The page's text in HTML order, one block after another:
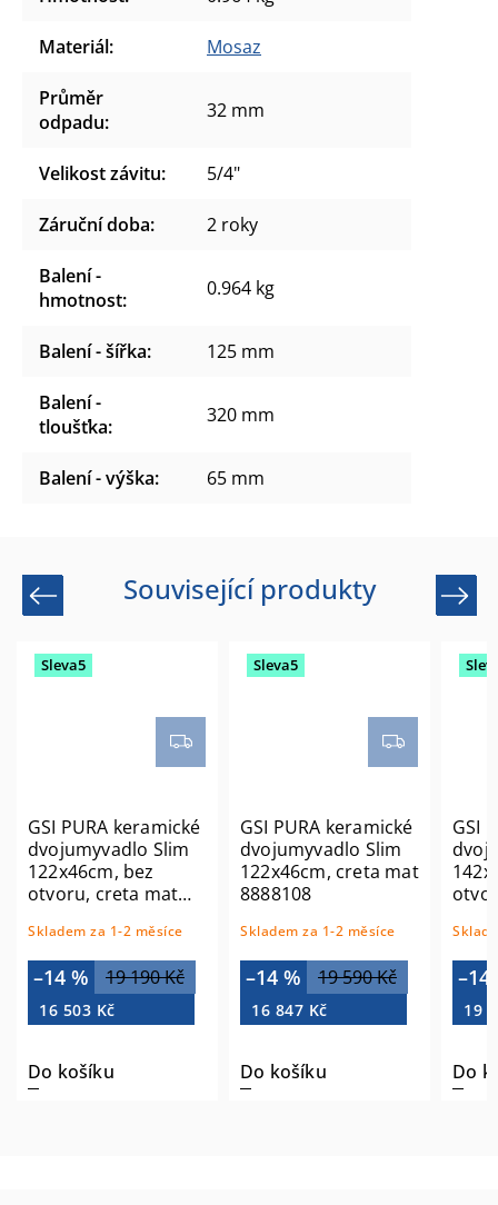
Materiál: Mosaz
Průměr
odpadu: 32 mm
Velikost závitu: 5/4"
Záruční doba: 2 roky
Balení -
hmotnost: 0.964 kg
Balení - šířka: 125 mm
Balení -
tloušťka: 320 mm
Balení - výška: 65 mm
Související produkty
Previous
Sleva5
GSI PURA keramické
dvojumyvadlo Slim
122x46cm, bez
otvoru, creta mat
Skladem za 1-2 měsíce
19 190 Kč
–14 %
16 503 Kč
Do košíku
Sleva5
GSI PURA keramické
dvojumyvadlo Slim
122x46cm, creta mat
8888108
Skladem za 1-2 měsíce
19 590 Kč
–14 %
16 847 Kč
Do košíku
GSI
–14
19
Do
Next